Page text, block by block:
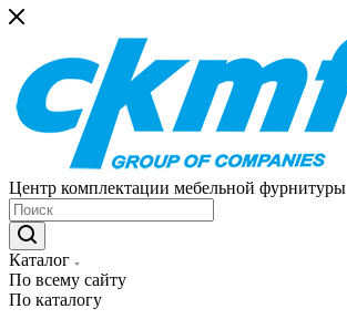
Центр комплектации мебельной фурнитуры
Каталог
По всему сайту
По каталогу